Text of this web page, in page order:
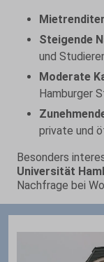
Steigende
und
Moderate
Hamburger
private und
Besonders
Universität
Nachfrage bei